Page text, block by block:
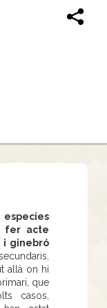
fer acte
i ginebró
allà on hi
que
casos,